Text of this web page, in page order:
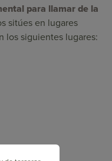
para llamar de la
sitúes en lugares
los siguientes lugares: